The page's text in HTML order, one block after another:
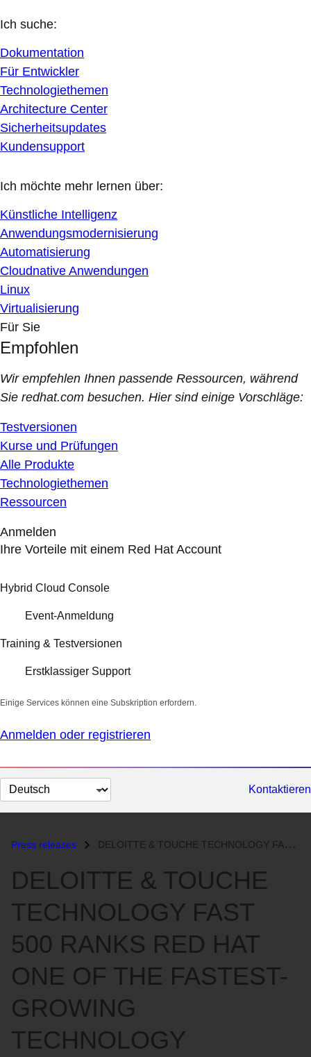
Ich suche:
Dokumentation
Für Entwickler
Technologiethemen
Architecture Center
Sicherheitsupdates
Kundensupport
Ich möchte mehr lernen über:
Künstliche Intelligenz
Anwendungsmodernisierung
Automatisierung
Cloudnative Anwendungen
Linux
Virtualisierung
Für Sie
Empfohlen
Wir empfehlen Ihnen passende Ressourcen, während
Sie redhat.com besuchen. Hier sind einige Vorschläge:
Testversionen
Kurse und Prüfungen
Alle Produkte
Technologiethemen
Ressourcen
Anmelden
Ihre Vorteile mit einem Red Hat Account
Hybrid Cloud Console
Event-Anmeldung
Training & Testversionen
Erstklassiger Support
Einige Services können eine Subskription erfordern.
Anmelden oder registrieren
Sprache
auswählen
Kontaktieren
Press releases DELOITTE & TOUCHE TECHNOLOGY FAST 500 RANKS RED HAT ONE OF THE FAS...
DELOITTE & TOUCHE
TECHNOLOGY FAST
500 RANKS RED HAT
ONE OF THE FASTEST-
GROWING
TECHNOLOGY